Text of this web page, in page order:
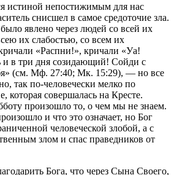
истиной непостижимым для нас
снисшел в самое средоточие зла.
явлено через людей со всей их
их слабостью, со всем их
«Распни!», кричали «Уа!
в три дня созидающий! Сойди с
(см. Мф. 27:40; Мк. 15:29), — но все
так по-человечески мелко по
которая совершалась на Кресте.
произошло то, о чем мы не знаем.
и что это означает, но Бог
человеческой злобой, а с
злом и спас праведников от
Бога, что через Сына Своего,